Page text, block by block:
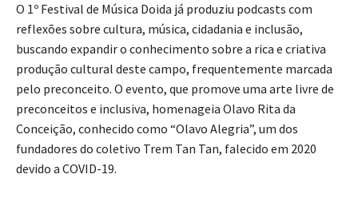
O 1º Festival de Música Doida já produziu podcasts com
reflexões sobre cultura, música, cidadania e inclusão,
buscando expandir o conhecimento sobre a rica e criativa
produção cultural deste campo, frequentemente marcada
pelo preconceito. O evento, que promove uma arte livre de
preconceitos e inclusiva, homenageia Olavo Rita da
Conceição, conhecido como “Olavo Alegria”, um dos
fundadores do coletivo Trem Tan Tan, falecido em 2020
devido a COVID-19.